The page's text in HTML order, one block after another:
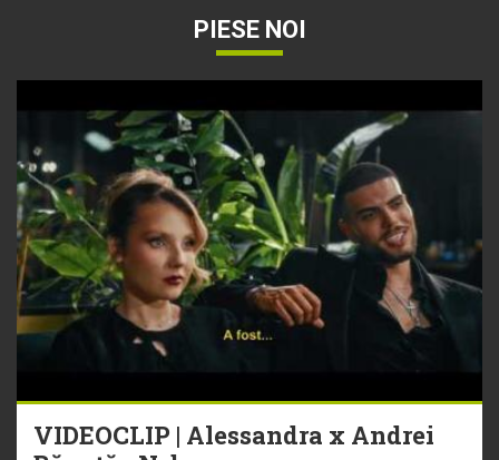
PIESE NOI
VIDEOCLIP | Alessandra x Andrei